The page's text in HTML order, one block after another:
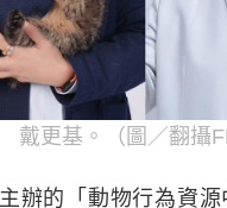
戴更基。（圖／翻攝
辦的「動物行為資源